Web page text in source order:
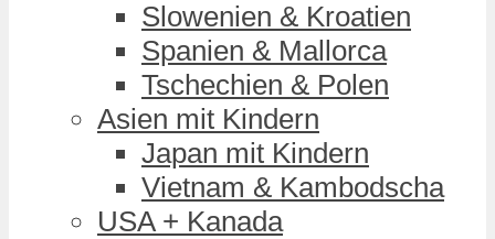
Slowenien & Kroatien
Spanien & Mallorca
Tschechien & Polen
Asien mit Kindern
Japan mit Kindern
Vietnam & Kambodscha
USA + Kanada